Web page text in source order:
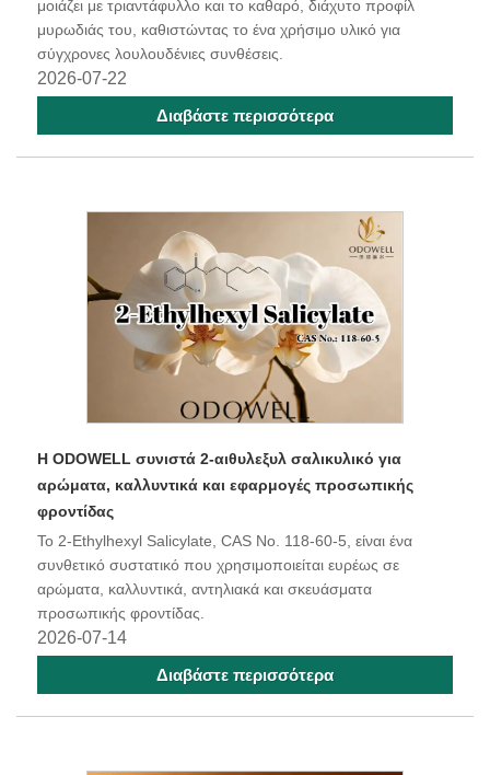
μοιάζει με τριαντάφυλλο και το καθαρό, διάχυτο προφίλ
μυρωδιάς του, καθιστώντας το ένα χρήσιμο υλικό για
σύγχρονες λουλουδένιες συνθέσεις.
2026-07-22
Διαβάστε περισσότερα
Η ODOWELL συνιστά 2-αιθυλεξυλ σαλικυλικό για
αρώματα, καλλυντικά και εφαρμογές προσωπικής
φροντίδας
Το 2-Ethylhexyl Salicylate, CAS No. 118-60-5, είναι ένα
συνθετικό συστατικό που χρησιμοποιείται ευρέως σε
αρώματα, καλλυντικά, αντηλιακά και σκευάσματα
προσωπικής φροντίδας.
2026-07-14
Διαβάστε περισσότερα